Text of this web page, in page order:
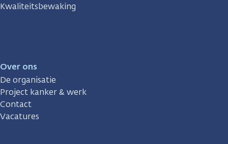
Kwaliteitsbewaking
Over ons
De organisatie
Project kanker & werk
Contact
Vacatures